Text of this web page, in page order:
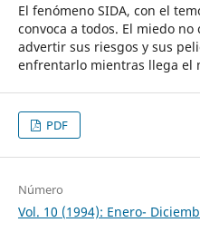
El fenómeno SIDA, con el
convoca a todos. El miedo
advertir sus riesgos y sus
enfrentarlo mientras llega el
PDF
Número
Vol. 10 (1994): Enero-